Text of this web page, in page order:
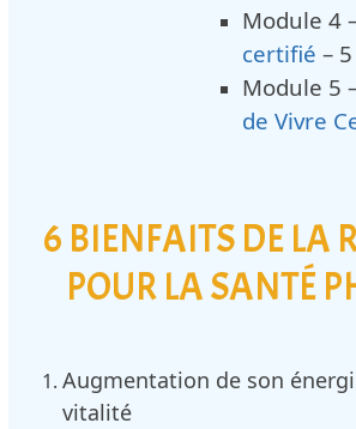
Module 4
certifié –
Module 5
de Vivre
6 BIENFAITS DE LA
POUR LA SANTÉ
Augmentation de son
vitalité